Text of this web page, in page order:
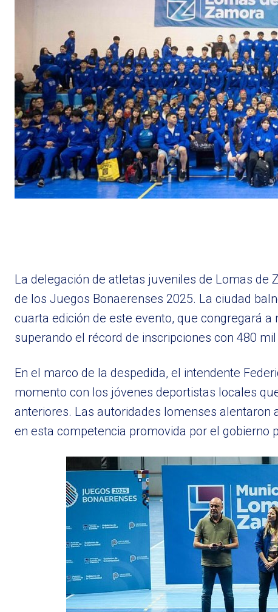
La delegación de atletas juveniles de Lomas de
de los Juegos Bonaerenses 2025. La ciudad
cuarta edición de este evento, que congregará
superando el récord de inscripciones con 480
En el marco de la despedida, el intendente
momento con los jóvenes deportistas locales
anteriores. Las autoridades lomenses
en esta competencia promovida por el gobierno